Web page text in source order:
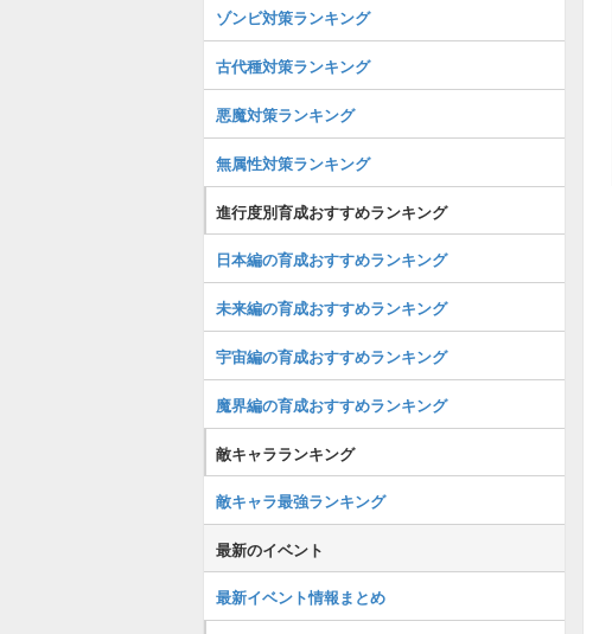
ゾンビ対策ランキング
古代種対策ランキング
悪魔対策ランキング
無属性対策ランキング
進行度別育成おすすめランキング
日本編の育成おすすめランキング
未来編の育成おすすめランキング
宇宙編の育成おすすめランキング
魔界編の育成おすすめランキング
敵キャラランキング
敵キャラ最強ランキング
最新のイベント
最新イベント情報まとめ